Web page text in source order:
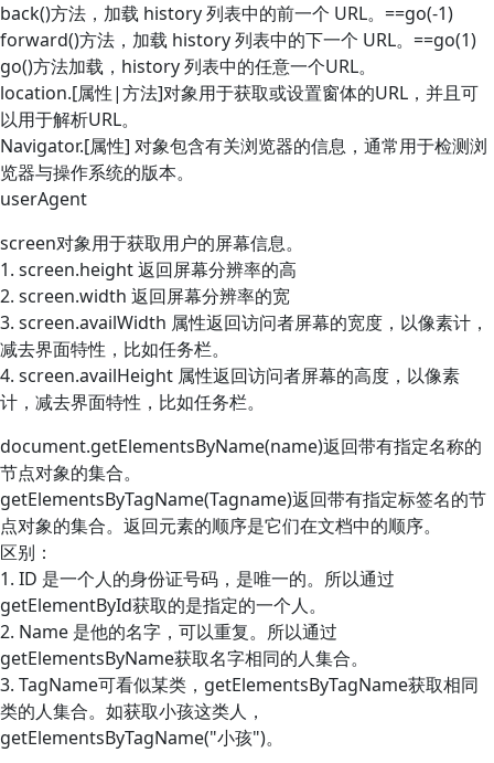
back()方法，加载 history 列表中的前一个 URL。==go(-1)
forward()方法，加载 history 列表中的下一个 URL。==go(1)
go()方法加载，history 列表中的任意一个URL。
location.[属性|方法]对象用于获取或设置窗体的URL，并且可
以用于解析URL。
Navigator.[属性] 对象包含有关浏览器的信息，通常用于检测浏
览器与操作系统的版本。
userAgent
screen对象用于获取用户的屏幕信息。
1. screen.height 返回屏幕分辨率的高
2. screen.width 返回屏幕分辨率的宽
3. screen.availWidth 属性返回访问者屏幕的宽度，以像素计，
减去界面特性，比如任务栏。
4. screen.availHeight 属性返回访问者屏幕的高度，以像素
计，减去界面特性，比如任务栏。
document.getElementsByName(name)返回带有指定名称的
节点对象的集合。
getElementsByTagName(Tagname)返回带有指定标签名的节
点对象的集合。返回元素的顺序是它们在文档中的顺序。
区别：
1. ID 是一个人的身份证号码，是唯一的。所以通过
getElementById获取的是指定的一个人。
2. Name 是他的名字，可以重复。所以通过
getElementsByName获取名字相同的人集合。
3. TagName可看似某类，getElementsByTagName获取相同
类的人集合。如获取小孩这类人，
getElementsByTagName("小孩")。